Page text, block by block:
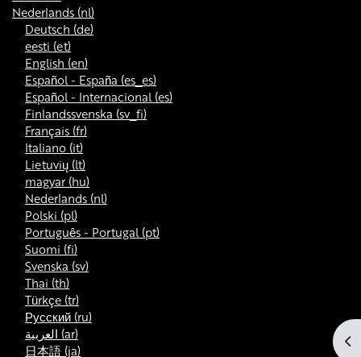
Nederlands ‎(nl)‎
Deutsch ‎(de)‎
eesti ‎(et)‎
English ‎(en)‎
Español - España ‎(es_es)‎
Español - Internacional ‎(es)‎
Finlandssvenska ‎(sv_fi)‎
Français ‎(fr)‎
Italiano ‎(it)‎
Lietuvių ‎(lt)‎
magyar ‎(hu)‎
Nederlands ‎(nl)‎
Polski ‎(pl)‎
Português - Portugal ‎(pt)‎
Suomi ‎(fi)‎
Svenska ‎(sv)‎
Thai ‎(th)‎
Türkçe ‎(tr)‎
Русский ‎(ru)‎
العربية ‎(ar)‎
日本語 ‎(ja)‎